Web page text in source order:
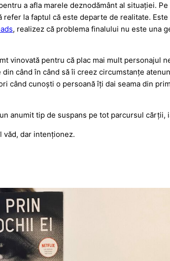
a afla marele deznodământ al situației.
la faptul că este departe de realitate.
, realizez că problema finalului nu este una
vinovată pentru că plac mai mult personajul
când în când să îi creez circumstanțe
când cunoști o persoană îți dai seama din
anumit tip de suspans pe tot parcursul
văd, dar intenționez.